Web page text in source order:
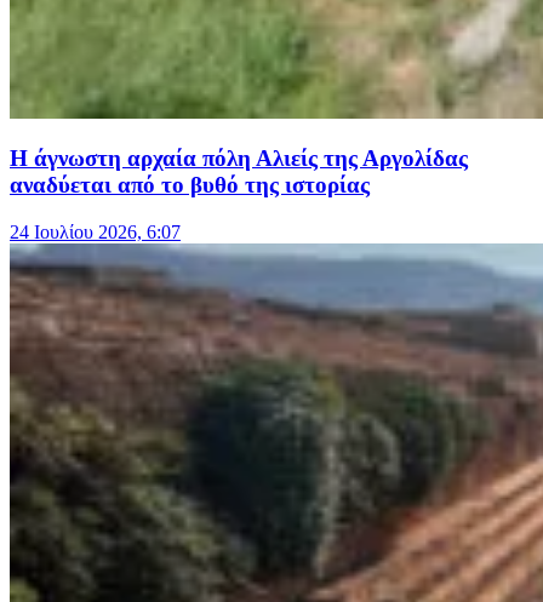
Η άγνωστη αρχαία πόλη Αλιείς της Αργολίδας
αναδύεται από το βυθό της ιστορίας
24 Ιουλίου 2026, 6:07